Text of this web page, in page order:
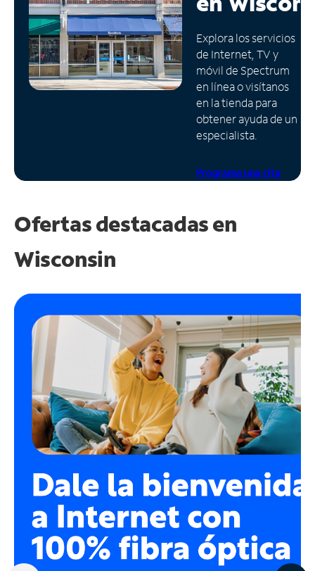
Administrar
cuenta
Encuentra
una
tienda
Explora los servicios
de Internet, TV y
móvil de Spectrum
en línea o visítanos
en la tienda para
obtener ayuda de un
especialista.
Programa una cita
Ofertas destacadas en
Wisconsin